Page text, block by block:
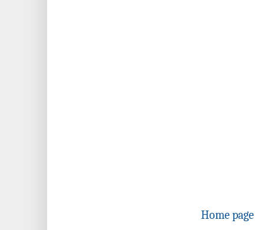
Home page